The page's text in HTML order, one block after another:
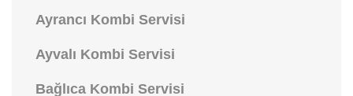
Ayrancı Kombi Servisi
Ayvalı Kombi Servisi
Bağlıca Kombi Servisi